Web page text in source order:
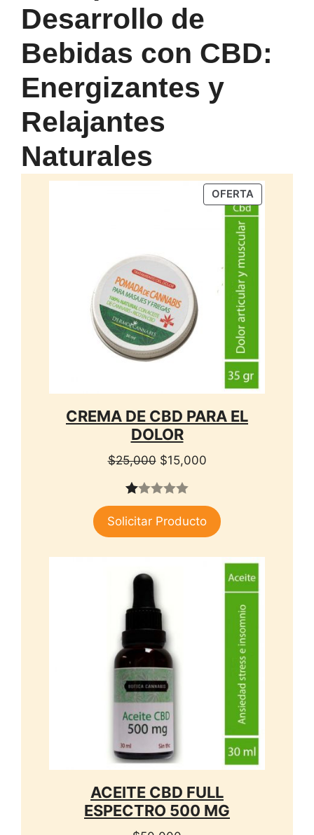
Desarrollo de
Bebidas con CBD:
Energizantes y
Relajantes
Naturales
OFERTAPRODUCTO
EN
CREMA DE CBD PARA EL
DOLOR
$25,000 El
original
$25,000.
$15,000El
es:
$15,000.
1.
00
Solicitar Producto
ACEITE CBD FULL
ESPECTRO 500 MG